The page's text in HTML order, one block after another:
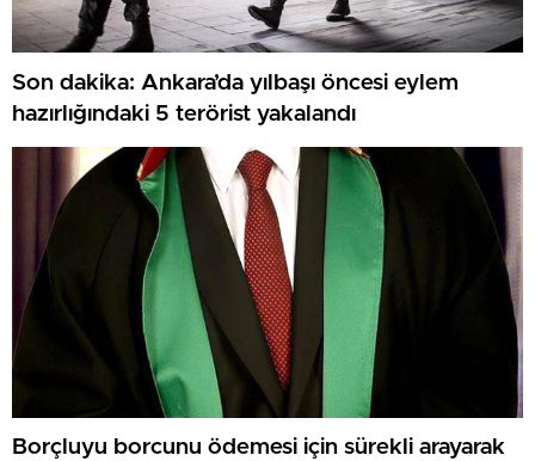
Son dakika: Ankara’da yılbaşı öncesi eylem
hazırlığındaki 5 terörist yakalandı
Borçluyu borcunu ödemesi için sürekli arayarak